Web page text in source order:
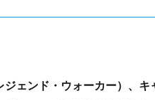
ジェンド・ウォーカー）、キ